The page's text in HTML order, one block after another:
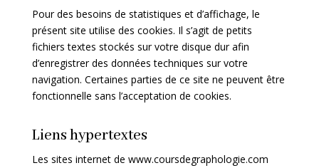
Pour des besoins de statistiques et d’affichage, le
présent site utilise des cookies. Il s’agit de petits
fichiers textes stockés sur votre disque dur afin
d’enregistrer des données techniques sur votre
navigation. Certaines parties de ce site ne peuvent être
fonctionnelle sans l’acceptation de cookies.
Liens hypertextes
Les sites internet de www.coursdegraphologie.com